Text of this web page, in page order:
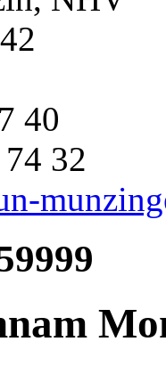
40
32